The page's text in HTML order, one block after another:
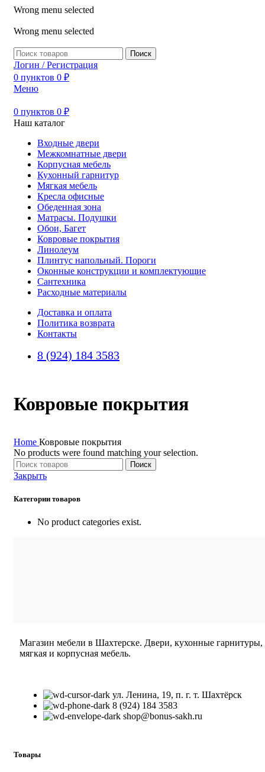
Wrong menu selected
Wrong menu selected
Поиск
Логин / Регистрация
0 пунктов 0 ₽
Меню
0 пунктов 0 ₽
Наш каталог
Входные двери
Межкомнатные двери
Корпусная мебель
Кухонный гарнитур
Мягкая мебель
Кресла офисные
Обеденная зона
Матрасы. Подушки
Обои, Багет
Ковровые покрытия
Линолеум
Плинтус напольный. Пороги
Оконные конструкции и комплектующие
Сантехника
Расходные материалы
Доставка и оплата
Политика возврата
Контакты
8 (924) 184 3583
Ковровые покрытия
Закрыть
Категории товаров
No product categories exist.
Home Ковровые покрытия
No products were found matching your selection.
Поиск
Магазин мебели в Шахтерске. Двери, кухонные гарнитуры,
мягкая и корпусная мебель.
ул. Ленина, 19, п. г. т. Шахтёрск
8 (924) 184 3583
shop@bonus-sakh.ru
Товары